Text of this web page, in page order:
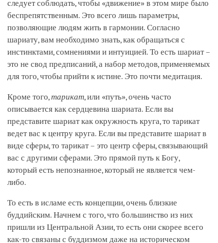
следует соблюдать, чтобы «движение» в этом мире было
беспрепятственным. Это всего лишь параметры,
позволяющие людям жить в гармонии. Согласно
шариату, вам необходимо знать, как обращаться с
инстинктами, сомнениями и интуицией. То есть шариат –
это не свод предписаний, а набор методов, применяемых
для того, чтобы прийти к истине. Это почти медитация.
Кроме того,тарикат, или «путь», очень часто
описывается как сердцевина шариата. Если вы
представите шариат как окружность круга, то тарикат
ведет вас к центру круга. Если вы представите шариат в
виде сферы, то тарикат – это центр сферы, связывающий
вас с другими сферами. Это прямой путь к Богу,
который есть непознанное, который не является чем-
либо.
То есть в исламе есть концепции, очень близкие
буддийским. Начнем с того, что большинство из них
пришли из Центральной Азии, то есть они скорее всего
как-то связаны с буддизмом даже на историческом